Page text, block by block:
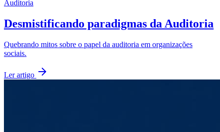
Auditoria
Desmistificando paradigmas da Auditoria
Quebrando mitos sobre o papel da auditoria em organizações
sociais.
Ler artigo